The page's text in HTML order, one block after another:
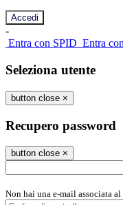
-
Entra con SPID Entra
Seleziona utente
button close ×
Recupero password
button close ×
Non hai una e-mail associata